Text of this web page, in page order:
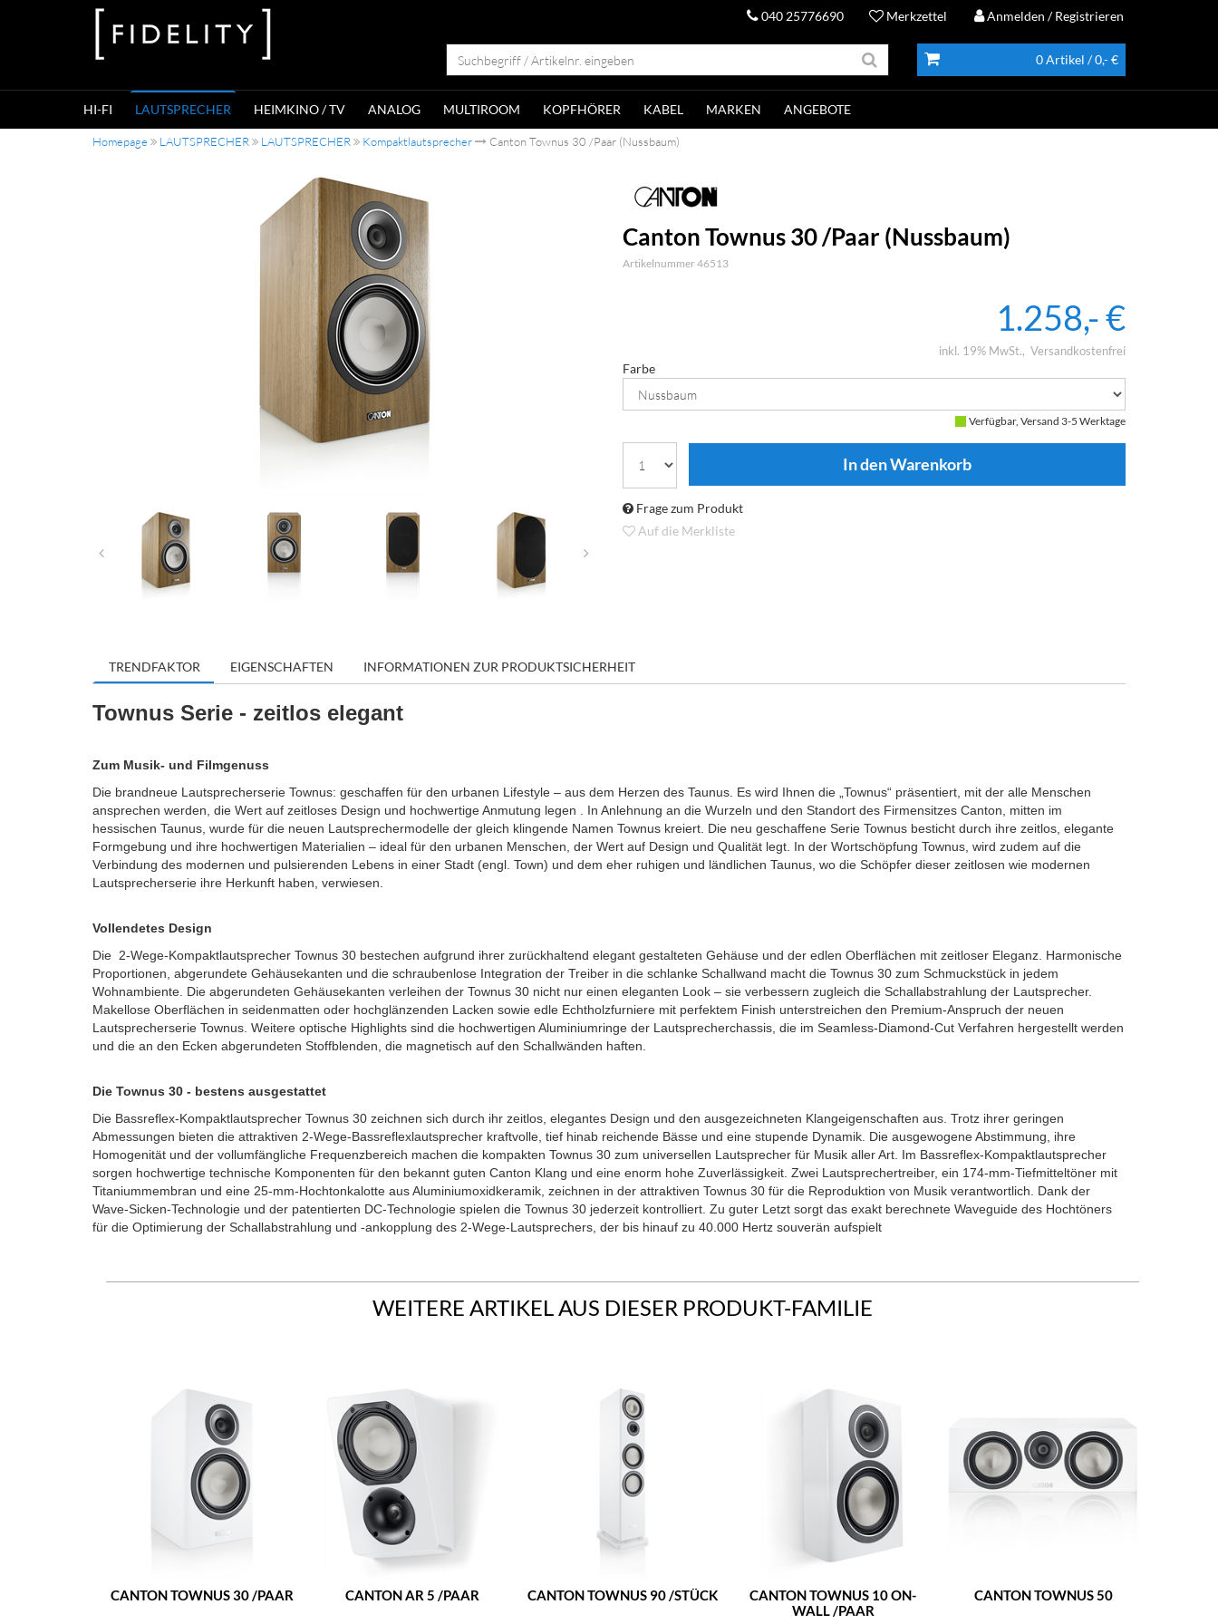
040 25776690 Merkzettel Anmelden / Registrieren
0 Artikel / 0,- €
HI-FI LAUTSPRECHER HEIMKINO / TV ANALOG MULTIROOM KOPFHÖRER KABEL MARKEN ANGEBOTE
Homepage LAUTSPRECHER LAUTSPRECHER Kompaktlautsprecher Canton Townus 30 /Paar (Nussbaum)
Canton Townus 30 /Paar (Nussbaum)
Artikelnummer 46513
1.258,- €
inkl. 19% MwSt. Versandkostenfrei
Farbe
Verfügbar, Versand 3-5 Werktage
Frage zum Produkt
Auf die Merkliste
TRENDFAKTOR EIGENSCHAFTEN INFORMATIONEN ZUR PRODUKTSICHERHEIT
Townus Serie - zeitlos elegant
Zum Musik- und Filmgenuss
Die brandneue Lautsprecherserie Townus: geschaffen für den urbanen Lifestyle – aus dem Herzen des Taunus. Es wird Ihnen die „Townus“ präsentiert, mit der alle Menschen
ansprechen werden, die Wert auf zeitloses Design und hochwertige Anmutung legen . In Anlehnung an die Wurzeln und den Standort des Firmensitzes Canton, mitten im
hessischen Taunus, wurde für die neuen Lautsprechermodelle der gleich klingende Namen Townus kreiert. Die neu geschaffene Serie Townus besticht durch ihre zeitlos, elegante
Formgebung und ihre hochwertigen Materialien – ideal für den urbanen Menschen, der Wert auf Design und Qualität legt. In der Wortschöpfung Townus, wird zudem auf die
Verbindung des modernen und pulsierenden Lebens in einer Stadt (engl. Town) und dem eher ruhigen und ländlichen Taunus, wo die Schöpfer dieser zeitlosen wie modernen
Lautsprecherserie ihre Herkunft haben, verwiesen.
Vollendetes Design
Die 2-Wege-Kompaktlautsprecher Townus 30 bestechen aufgrund ihrer zurückhaltend elegant gestalteten Gehäuse und der edlen Oberflächen mit zeitloser Eleganz. Harmonische
Proportionen, abgerundete Gehäusekanten und die schraubenlose Integration der Treiber in die schlanke Schallwand macht die Townus 30 zum Schmuckstück in jedem
Wohnambiente. Die abgerundeten Gehäusekanten verleihen der Townus 30 nicht nur einen eleganten Look – sie verbessern zugleich die Schallabstrahlung der Lautsprecher.
Makellose Oberflächen in seidenmatten oder hochglänzenden Lacken sowie edle Echtholzfurniere mit perfektem Finish unterstreichen den Premium-Anspruch der neuen
Lautsprecherserie Townus. Weitere optische Highlights sind die hochwertigen Aluminiumringe der Lautsprecherchassis, die im Seamless-Diamond-Cut Verfahren hergestellt werden
und die an den Ecken abgerundeten Stoffblenden, die magnetisch auf den Schallwänden haften.
Die Townus 30 - bestens ausgestattet
Die Bassreflex-Kompaktlautsprecher Townus 30 zeichnen sich durch ihr zeitlos, elegantes Design und den ausgezeichneten Klangeigenschaften aus. Trotz ihrer geringen
Abmessungen bieten die attraktiven 2-Wege-Bassreflexlautsprecher kraftvolle, tief hinab reichende Bässe und eine stupende Dynamik. Die ausgewogene Abstimmung, ihre
Homogenität und der vollumfängliche Frequenzbereich machen die kompakten Townus 30 zum universellen Lautsprecher für Musik aller Art. Im Bassreflex-Kompaktlautsprecher
sorgen hochwertige technische Komponenten für den bekannt guten Canton Klang und eine enorm hohe Zuverlässigkeit. Zwei Lautsprechertreiber, ein 174-mm-Tiefmitteltöner mit
Titaniummembran und eine 25-mm-Hochtonkalotte aus Aluminiumoxidkeramik, zeichnen in der attraktiven Townus 30 für die Reproduktion von Musik verantwortlich. Dank der
Wave-Sicken-Technologie und der patentierten DC-Technologie spielen die Townus 30 jederzeit kontrolliert. Zu guter Letzt sorgt das exakt berechnete Waveguide des Hochtöners
für die Optimierung der Schallabstrahlung und -ankopplung des 2-Wege-Lautsprechers, der bis hinauf zu 40.000 Hertz souverän aufspielt
WEITERE ARTIKEL AUS DIESER PRODUKT-FAMILIE
CANTON TOWNUS 30 /PAAR CANTON AR 5 /PAAR CANTON TOWNUS 90 /STÜCK
CANTON TOWNUS 10 ON-
WALL /PAAR
CANTON TOWNUS 50